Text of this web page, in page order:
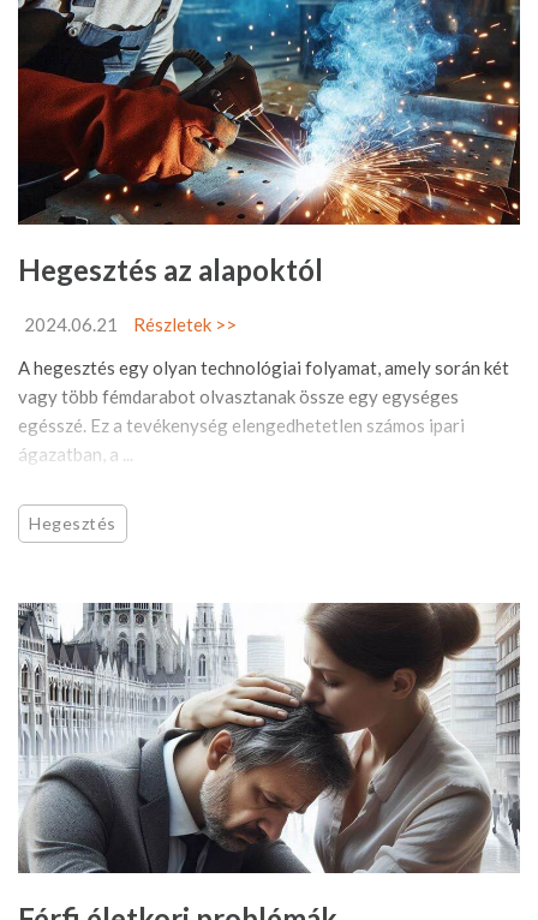
Hegesztés az alapoktól
2024.06.21
Részletek >>
A hegesztés egy olyan technológiai folyamat, amely során két
vagy több fémdarabot olvasztanak össze egy egységes
egésszé. Ez a tevékenység elengedhetetlen számos ipari
ágazatban, a ...
Hegesztés